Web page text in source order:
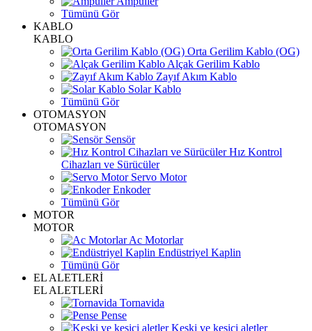
Tümünü Gör
KABLO
KABLO
Orta Gerilim Kablo (OG)
Alçak Gerilim Kablo
Zayıf Akım Kablo
Solar Kablo
Tümünü Gör
OTOMASYON
OTOMASYON
Sensör
Hız Kontrol
Cihazları ve Sürücüler
Servo Motor
Enkoder
Tümünü Gör
MOTOR
MOTOR
Ac Motorlar
Endüstriyel Kaplin
Tümünü Gör
EL ALETLERİ
EL ALETLERİ
Tornavida
Pense
Keski ve kesici aletler